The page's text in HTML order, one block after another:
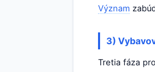
Význam
3)
Tretia fáza